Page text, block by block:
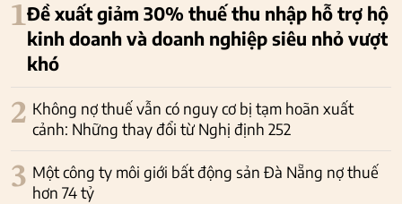
1Đề xuất giảm 30% thuế thu nhập hỗ trợ hộ
kinh doanh và doanh nghiệp siêu nhỏ vượt
khó
2 Không nợ thuế vẫn có nguy cơ bị tạm hoãn xuất
cảnh: Những thay đổi từ Nghị định 252
3 Một công ty môi giới bất động sản Đà Nẵng nợ thuế
hơn 74 tỷ